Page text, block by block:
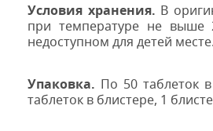
Условия хранения. В
при температуре не выше
недоступном для детей месте.
Упаковка. По 50 таблеток
таблеток в блистере, 1